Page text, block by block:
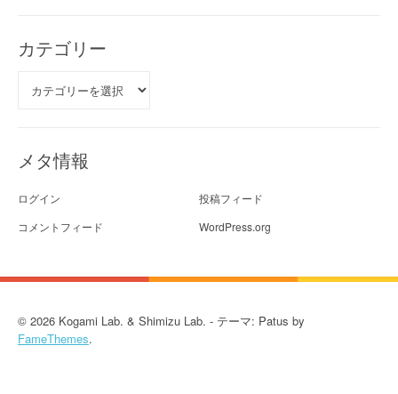
カテゴリー
メタ情報
ログイン
投稿フィード
コメントフィード
WordPress.org
© 2026 Kogami Lab. & Shimizu Lab. - テーマ: Patus by
FameThemes.